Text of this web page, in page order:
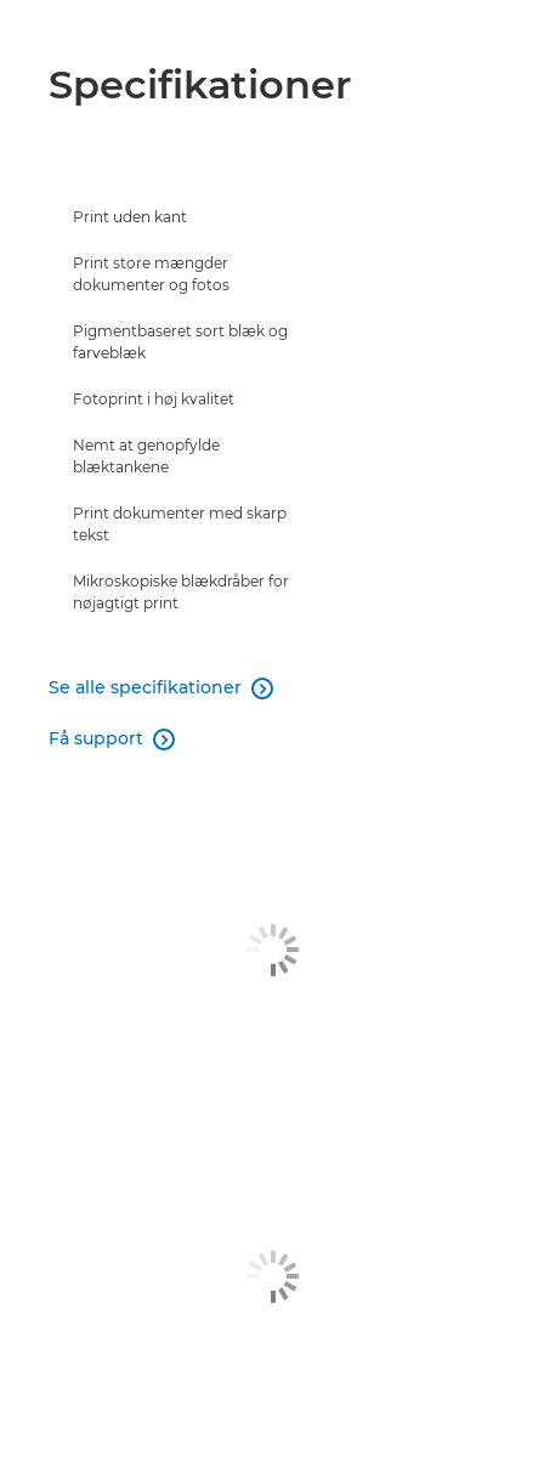
Specifikationer
Print uden kant
Print store mængder
dokumenter og fotos
Pigmentbaseret sort blæk og
farveblæk
Fotoprint i høj kvalitet
Nemt at genopfylde
blæktankene
Print dokumenter med skarp
tekst
Mikroskopiske blækdråber for
nøjagtigt print
Se alle specifikationer 
Få support 